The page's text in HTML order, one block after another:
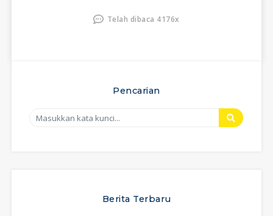
Telah dibaca 4176x
Pencarian
Berita Terbaru